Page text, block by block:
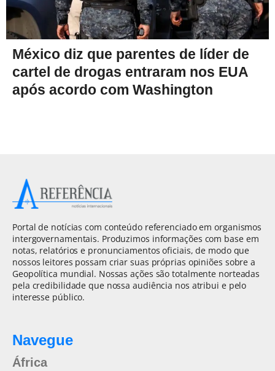
México diz que parentes de líder de
cartel de drogas entraram nos EUA
após acordo com Washington
Portal de notícias com conteúdo referenciado em organismos
intergovernamentais. Produzimos informações com base em
notas, relatórios e pronunciamentos oficiais, de modo que
nossos leitores possam criar suas próprias opiniões sobre a
Geopolítica mundial. Nossas ações são totalmente norteadas
pela credibilidade que nossa audiência nos atribui e pelo
interesse público.
Navegue
África